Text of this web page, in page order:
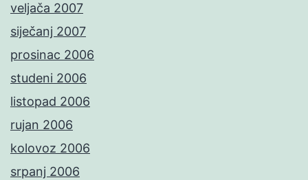
veljača 2007
siječanj 2007
prosinac 2006
studeni 2006
listopad 2006
rujan 2006
kolovoz 2006
srpanj 2006